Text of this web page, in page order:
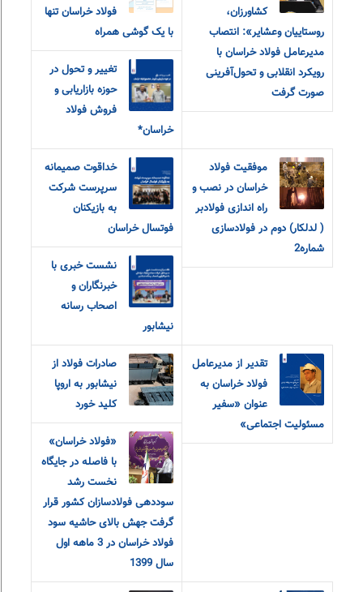
کشاورزان،
روستاییان و‌عشایر»: انتصاب
مدیرعامل فولاد خراسان با
رویکرد انقلابی و تحول‌آفرینی
صورت گرفت
فولاد خراسان تنها
با یک گوشی همراه
تغییر و تحول در
حوزه بازاریابی و
فروش فولاد
خراسان*
موفقیت فولاد
خراسان در نصب و
راه اندازی فولادبر
( لدلکار) دوم در فولادسازی
شماره2
خداقوت صمیمانه
سرپرست شرکت
به بازیکنان
فوتسال خراسان
نشست خبری با
خبرنگاران و
اصحاب رسانه
نیشابور
تقدیر از مدیرعامل
فولاد خراسان به
عنوان «سفیر
مسئولیت اجتماعی»
صادرات فولاد از
نیشابور به اروپا
کلید خورد
«فولاد خراسان»
با فاصله در جایگاه
نخست رشد
سوددهی فولادسازان کشور قرار
گرفت جهش بالای حاشیه سود
فولاد خراسان در 3 ماهه اول
سال 1399